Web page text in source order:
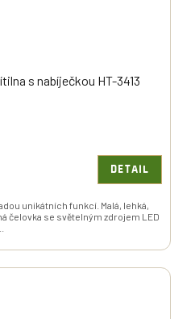
s nabíječkou HT-3413
DETAIL
unikátních funkcí. Malá, lehká,
čelovka se světelným zdrojem LED